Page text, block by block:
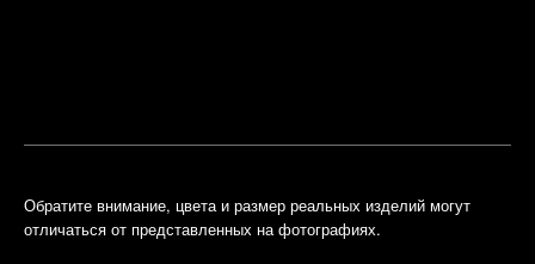
Обратите внимание, цвета и размер реальных изделий могут
отличаться от представленных на фотографиях.